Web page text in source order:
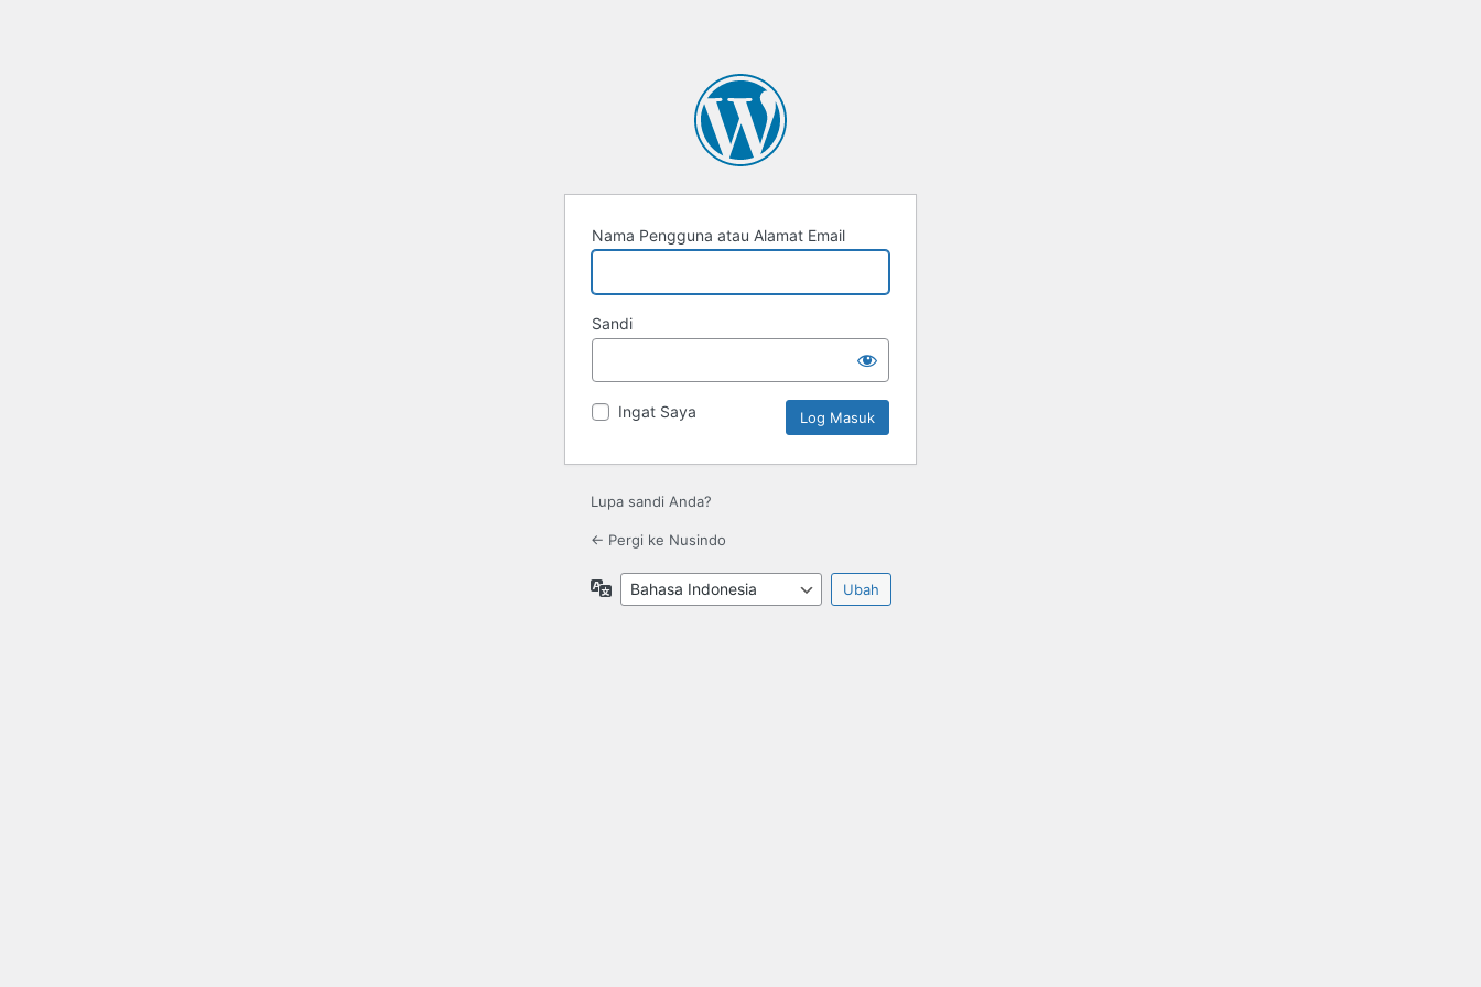
Nama Pengguna atau Alamat Email
Sandi
Ingat Saya
Lupa sandi Anda?
← Pergi ke Nusindo
Bahasa